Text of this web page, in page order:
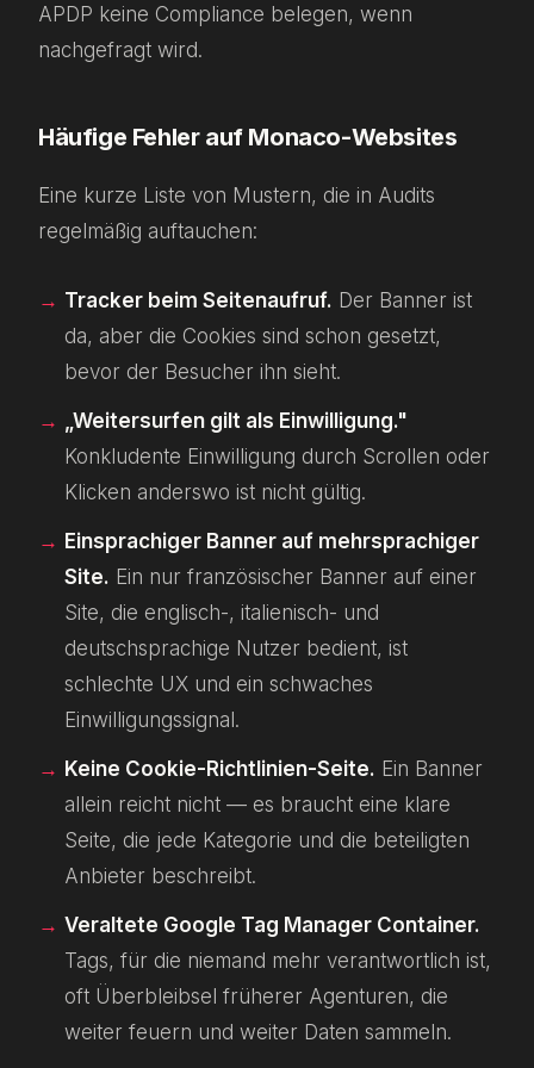
APDP keine Compliance belegen, wenn
nachgefragt wird.
Häufige Fehler auf Monaco-Websites
Eine kurze Liste von Mustern, die in Audits
regelmäßig auftauchen:
Tracker beim Seitenaufruf. Der Banner ist
da, aber die Cookies sind schon gesetzt,
bevor der Besucher ihn sieht.
„Weitersurfen gilt als Einwilligung."
Konkludente Einwilligung durch Scrollen oder
Klicken anderswo ist nicht gültig.
Einsprachiger Banner auf mehrsprachiger
Site. Ein nur französischer Banner auf einer
Site, die englisch-, italienisch- und
deutschsprachige Nutzer bedient, ist
schlechte UX und ein schwaches
Einwilligungssignal.
Keine Cookie-Richtlinien-Seite. Ein Banner
allein reicht nicht — es braucht eine klare
Seite, die jede Kategorie und die beteiligten
Anbieter beschreibt.
Veraltete Google Tag Manager Container.
Tags, für die niemand mehr verantwortlich ist,
oft Überbleibsel früherer Agenturen, die
weiter feuern und weiter Daten sammeln.